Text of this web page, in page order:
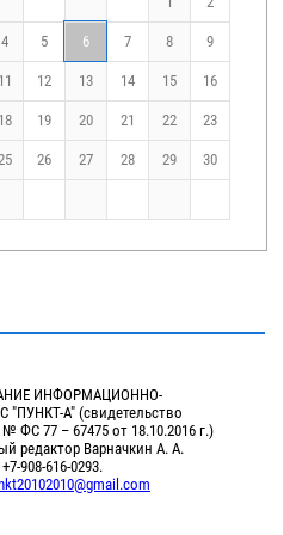
4 5 6 7 8 9
11 12 13 14 15 16
18 19 20 21 22 23
26 27 28 29 30
ИНФОРМАЦИОННО-
А" (свидетельство
ФС 77 – 67475 от 18.10.2016 г.)
редактор Варначкин А. А.
908-616-0293.